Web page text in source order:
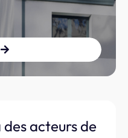
acteurs de